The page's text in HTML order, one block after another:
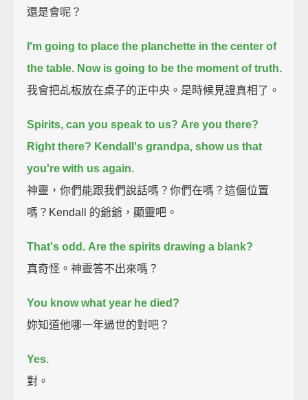
還是會呢？
I'm going to place the planchette in the center of
the table. Now is going to be the moment of truth.
我會把乩板放在桌子的正中央。是時候見證真相了。
Spirits, can you speak to us? Are you there?
Right there? Kendall's grandpa, show us that
you're with us again.
神靈，你們能跟我們說話嗎？你們在嗎？這個位置
嗎？Kendall 的爺爺，顯靈吧。
That's odd. Are the spirits drawing a blank?
真奇怪。神靈答不出來嗎？
You know what year he died?
妳知道他哪一年過世的對吧？
Yes.
對。